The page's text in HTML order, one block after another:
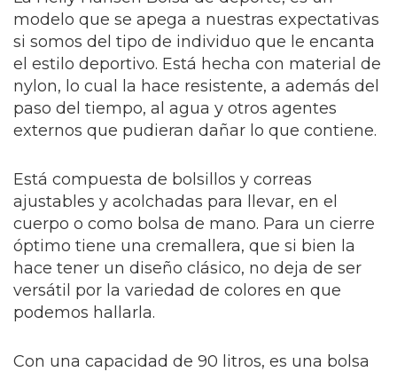
modelo que se apega a nuestras expectativas
si somos del tipo de individuo que le encanta
el estilo deportivo. Está hecha con material de
nylon, lo cual la hace resistente, a además del
paso del tiempo, al agua y otros agentes
externos que pudieran dañar lo que contiene.
Está compuesta de bolsillos y correas
ajustables y acolchadas para llevar, en el
cuerpo o como bolsa de mano. Para un cierre
óptimo tiene una cremallera, que si bien la
hace tener un diseño clásico, no deja de ser
versátil por la variedad de colores en que
podemos hallarla.
Con una capacidad de 90 litros, es una bolsa